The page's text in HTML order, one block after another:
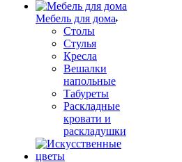
Мебель для дома
Столы
Стулья
Кресла
Вешалки
напольные
Табуреты
Раскладные
кровати и
раскладушки